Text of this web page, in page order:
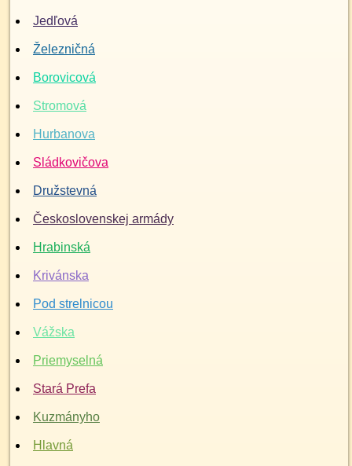
Jedľová
Železničná
Borovicová
Stromová
Hurbanova
Sládkovičova
Družstevná
Československej armády
Hrabinská
Krivánska
Pod strelnicou
Vážska
Priemyselná
Stará Prefa
Kuzmányho
Hlavná